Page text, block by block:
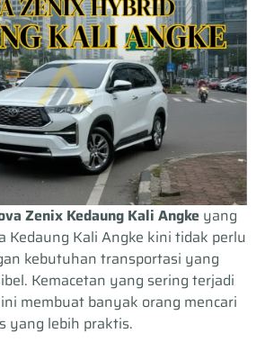
Zenix Kedaung Kali Angke yang
Kedaung Kali Angke kini tidak perlu
kebutuhan transportasi yang
Kemacetan yang sering terjadi
membuat banyak orang mencari
yang lebih praktis.